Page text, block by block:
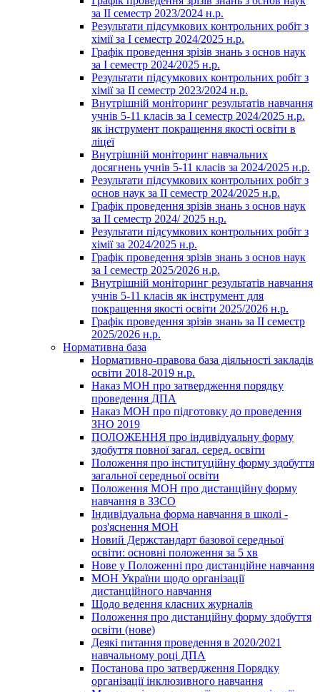
за ІІ семестр 2023/2024 н.р.
Результати підсумкових контрольних робіт з
хімії за І семестр 2024/2025 н.р.
Графік проведення зрізів знань з основ наук
за І семестр 2024/2025 н.р.
Результати підсумкових контрольних робіт з
хімії за ІІ семестр 2023/2024 н.р.
Внутрішній моніторинг результатів навчання
учнів 5-11 класів за І семестр 2024/2025 н.р.
як інструмент покращення якості освіти в
ліцеї
Внутрішній моніторинг навчальних
досягнень учнів 5-11 класів за 2024/2025 н.р.
Результати підсумкових контрольних робіт з
основ наук за ІІ семестр 2024/2025 н.р.
Графік проведення зрізів знань з основ наук
за ІІ семестр 2024/ 2025 н.р.
Результати підсумкових контрольних робіт з
хімії за 2024/2025 н.р.
Графік проведення зрізів знань з основ наук
за І семестр 2025/2026 н.р.
Внутрішній моніторинг результатів навчання
учнів 5-11 класів як інструмент для
покращення якості освіти 2025/2026 н.р.
Графік проведення зрізів знань за ІІ семестр
2025/2026 н.р.
Нормативна база
Нормативно-правова база діяльності закладів
освіти 2018-2019 н.р.
Наказ МОН про затвердження порядку
проведення ДПА
Наказ МОН про підготовку до проведення
ЗНО 2019
ПОЛОЖЕННЯ про індивідуальну форму
здобуття повної загал. серед. освіти
Положення про інституційну форму здобуття
загальної середньої освіти
Положення МОН про дистанційну форму
навчання в ЗЗСО
Індивідуальна форма навчання в школі -
роз'яснення МОН
Новий Держстандарт базової середньої
освіти: основні положення за 5 хв
Нове у Положенні про дистанційне навчання
МОН України щодо організації
дистанційного навчання
Щодо ведення класних журналів
Положення про дистанційну форму здобуття
освіти (нове)
Деякі питання проведення в 2020/2021
навчальному році ДПА
Постанова про затвердження Порядку
організації інклюзивного навчання